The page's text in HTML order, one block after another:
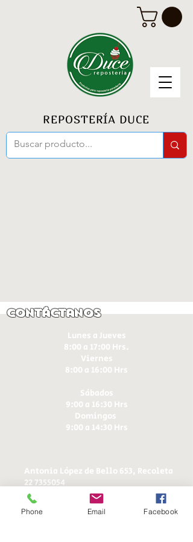
REPOSTERÍA DUCE
Contáctanos
Lunes a Jueves
8:00 a 17:00 Hrs.
Viernes
8:00 a 16:00 Hrs​
Sábados
9:00 a 16:30 Hrs
Domingos
9:00 a 14:30 Hrs
Antonia López de Bello 653, Recoleta
22 7355054
22 7375725
+56 9 75224598
ducereposteria@gmail.com
Phone Email Facebook